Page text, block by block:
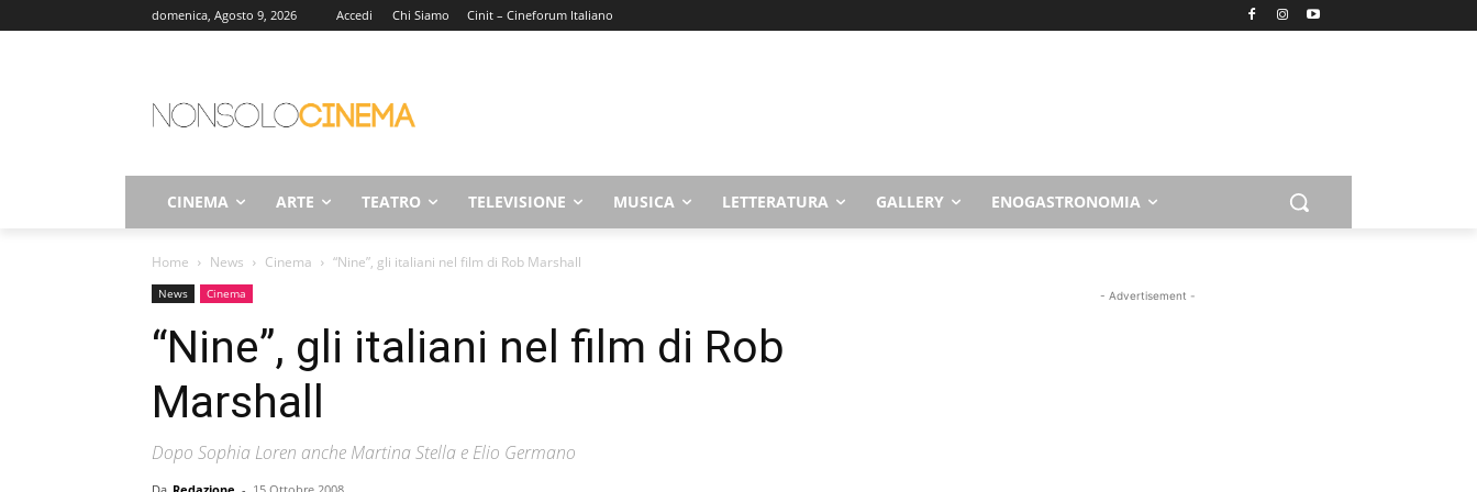
domenica, Agosto 9, 2026 Accedi Chi Siamo Cinit – Cineforum Italiano
CINEMA ARTE TEATRO TELEVISIONE MUSICA LETTERATURA GALLERY ENOGASTRONOMIA
Home News Cinema “Nine”, gli italiani nel film di Rob Marshall
News Cinema
“Nine”, gli italiani nel film di Rob
Marshall
Dopo Sophia Loren anche Martina Stella e Elio Germano
- Advertisement -